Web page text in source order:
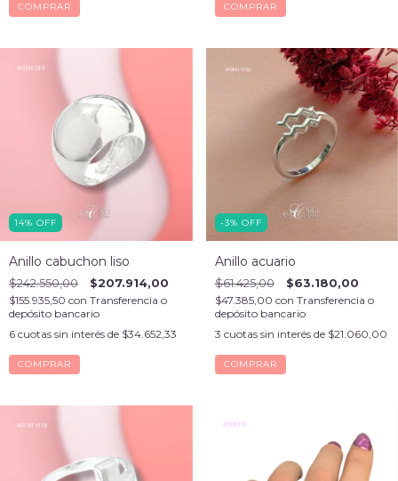
COMPRAR COMPRAR
14% OFF
Anillo cabuchon liso
$242.550,00 $207.914,00
$155.935,50 con Transferencia o
depósito bancario
6 cuotas sin interés de $34.652,33
COMPRAR
-3% OFF
Anillo acuario
$61.425,00 $63.180,00
$47.385,00 con Transferencia o
depósito bancario
3 cuotas sin interés de $21.060,00
COMPRAR